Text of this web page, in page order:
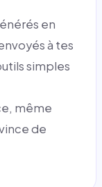
en
à tes
simples
même
de